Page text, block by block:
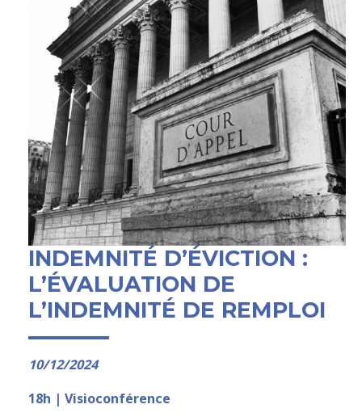
INDEMNITÉ D’ÉVICTION :
L’ÉVALUATION DE
L’INDEMNITÉ DE REMPLOI
10/12/2024
18h | Visioconférence